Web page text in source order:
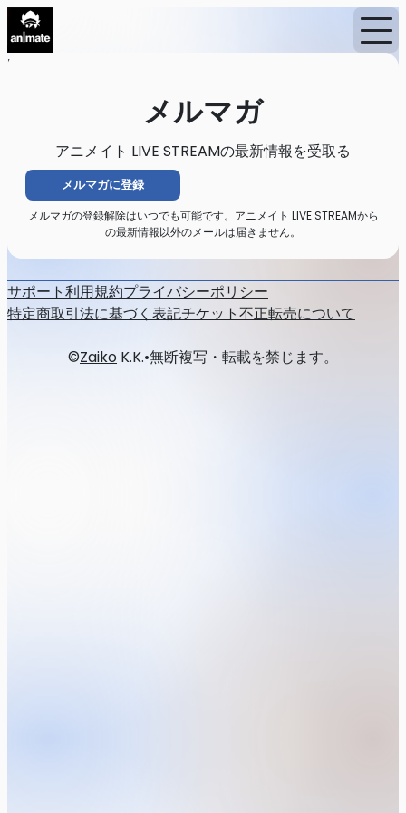
Home
メルマガ
アニメイト LIVE STREAMの最新情報を受取る
メルマガに登録
メルマガの登録解除はいつでも可能です。アニメイト LIVE STREAMから
の最新情報以外のメールは届きません。
サポート利用規約プライバシーポリシー
特定商取引法に基づく表記チケット不正転売について
©Zaiko K.K.•無断複写・転載を禁じます。